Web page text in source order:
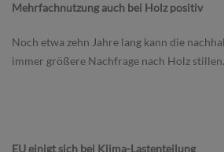
Mehrfachnutzung auch bei Holz positiv
Noch etwa zehn Jahre lang kann die
immer größere Nachfrage nach Holz stillen.
EU einigt sich bei Klima-Lastenteilung